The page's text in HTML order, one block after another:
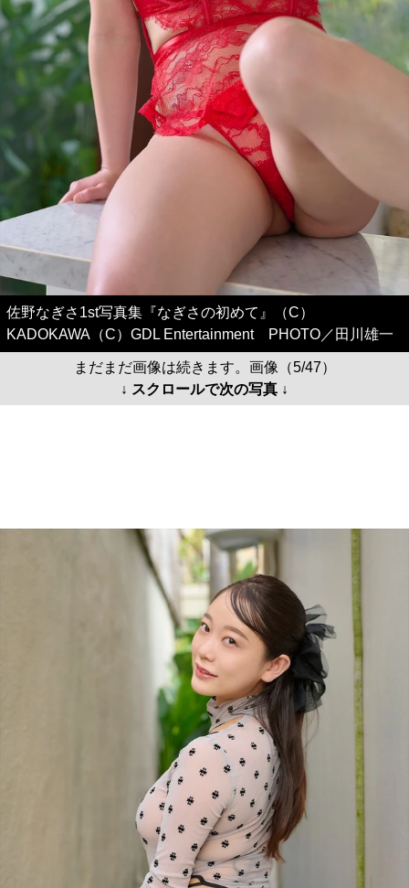
佐野なぎさ1st写真集『なぎさの初めて』（C）
KADOKAWA（C）GDL Entertainment PHOTO／田川雄一
まだまだ画像は続きます。画像（5/47）
↓ スクロールで次の写真 ↓